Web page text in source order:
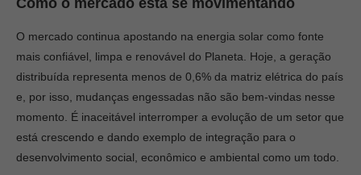
Como o mercado está se movimentando
O mercado continua apostando na energia solar como fonte
mais confiável, limpa e renovável do Planeta. Hoje, a geração
distribuída representa menos de 0,6% da matriz elétrica do país
e, por isso, mudanças engessadas não são bem-vindas nesse
momento. É inaceitável interromper a evolução de um setor que
está crescendo e dando exemplo de integração para o
desenvolvimento social, econômico e ambiental como um todo.